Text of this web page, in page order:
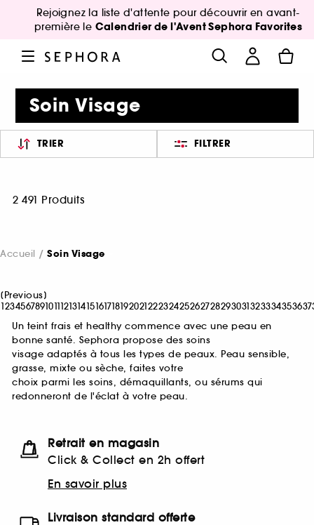
Rejoignez la liste d'attente pour découvrir en avant-
première le Calendrier de l'Avent Sephora Favorites
Soin Visage
TRIER FILTRER
2 491 Produits
Accueil Soin Visage
[Previous]
12345678910111213141516171819202122232425262728293031323334353637
Un teint frais et healthy commence avec une peau en
bonne santé. Sephora propose des soins
visage adaptés à tous les types de peaux. Peau sensible,
grasse, mixte ou sèche, faites votre
choix parmi les soins, démaquillants, ou sérums qui
redonneront de l'éclat à votre peau.
Retrait en magasin
Click & Collect en 2h offert
En savoir plus
Livraison standard offerte